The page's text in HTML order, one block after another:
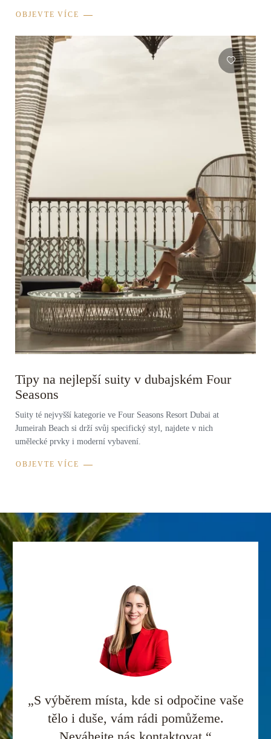
OBJEVTE VÍCE
Tipy na nejlepší suity v dubajském Four
Seasons
Suity té nejvyšší kategorie ve Four Seasons Resort Dubai at
Jumeirah Beach si drží svůj specifický styl, najdete v nich
umělecké prvky i moderní vybavení.
OBJEVTE VÍCE
„S výběrem místa, kde si odpočine vaše
tělo i duše, vám rádi pomůžeme.